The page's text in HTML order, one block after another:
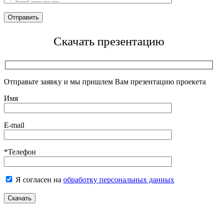
Скачать презентацию
Отправьте заявку и мы пришлем Вам презентацию проекета
Имя
E-mail
*Телефон
Я согласен на обработку персональных данных